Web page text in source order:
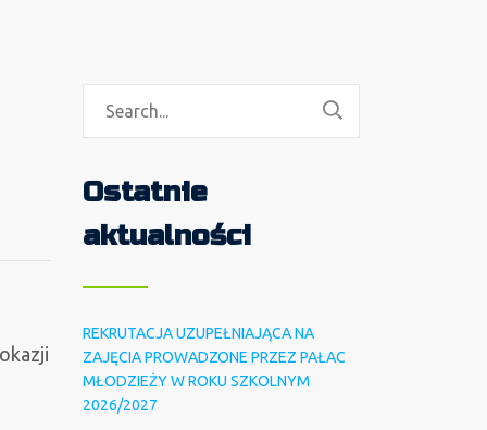
Ostatnie
aktualności
REKRUTACJA UZUPEŁNIAJĄCA NA
ZAJĘCIA PROWADZONE PRZEZ PAŁAC
MŁODZIEŻY W ROKU SZKOLNYM
2026/2027